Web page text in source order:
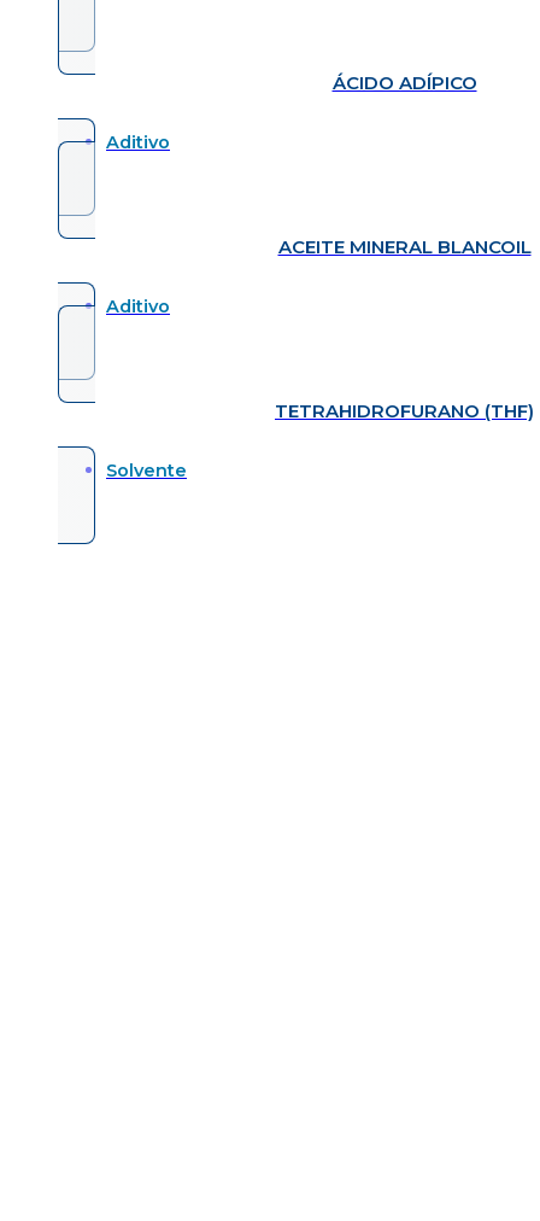
ÁCIDO ADÍPICO
Aditivo
ACEITE MINERAL BLANCOIL
Aditivo
TETRAHIDROFURANO (THF)
Solvente